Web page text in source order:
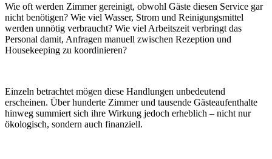
Wie oft werden Zimmer gereinigt, obwohl Gäste diesen Service gar
nicht benötigen? Wie viel Wasser, Strom und Reinigungsmittel
werden unnötig verbraucht? Wie viel Arbeitszeit verbringt das
Personal damit, Anfragen manuell zwischen Rezeption und
Housekeeping zu koordinieren?
Einzeln betrachtet mögen diese Handlungen unbedeutend
erscheinen. Über hunderte Zimmer und tausende Gästeaufenthalte
hinweg summiert sich ihre Wirkung jedoch erheblich – nicht nur
ökologisch, sondern auch finanziell.